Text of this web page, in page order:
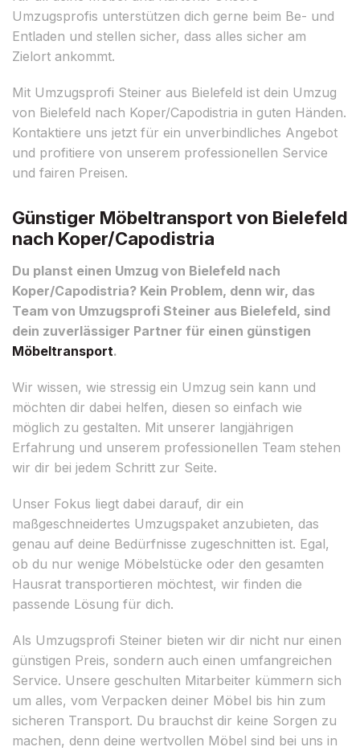
Umzugsprofis unterstützen dich gerne beim Be- und
Entladen und stellen sicher, dass alles sicher am
Zielort ankommt.
Mit Umzugsprofi Steiner aus Bielefeld ist dein Umzug
von Bielefeld nach Koper/Capodistria in guten Händen.
Kontaktiere uns jetzt für ein unverbindliches Angebot
und profitiere von unserem professionellen Service
und fairen Preisen.
Günstiger Möbeltransport von Bielefeld
nach Koper/Capodistria
Du planst einen Umzug von Bielefeld nach
Koper/Capodistria? Kein Problem, denn wir, das
Team von Umzugsprofi Steiner aus Bielefeld, sind
dein zuverlässiger Partner für einen günstigen
Möbeltransport.
Wir wissen, wie stressig ein Umzug sein kann und
möchten dir dabei helfen, diesen so einfach wie
möglich zu gestalten. Mit unserer langjährigen
Erfahrung und unserem professionellen Team stehen
wir dir bei jedem Schritt zur Seite.
Unser Fokus liegt dabei darauf, dir ein
maßgeschneidertes Umzugspaket anzubieten, das
genau auf deine Bedürfnisse zugeschnitten ist. Egal,
ob du nur wenige Möbelstücke oder den gesamten
Hausrat transportieren möchtest, wir finden die
passende Lösung für dich.
Als Umzugsprofi Steiner bieten wir dir nicht nur einen
günstigen Preis, sondern auch einen umfangreichen
Service. Unsere geschulten Mitarbeiter kümmern sich
um alles, vom Verpacken deiner Möbel bis hin zum
sicheren Transport. Du brauchst dir keine Sorgen zu
machen, denn deine wertvollen Möbel sind bei uns in